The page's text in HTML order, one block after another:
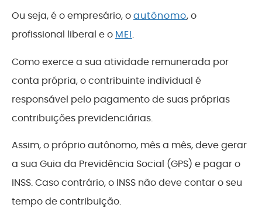
Ou seja, é o empresário, oautônomo, o
profissional liberal e o MEI.
Como exerce a sua atividade remunerada por
conta própria, o contribuinte individual é
responsável pelo pagamento de suas próprias
contribuições previdenciárias.
Assim, o próprio autônomo, mês a mês, deve gerar
a sua Guia da Previdência Social (GPS) e pagar o
INSS. Caso contrário, o INSS não deve contar o seu
tempo de contribuição.